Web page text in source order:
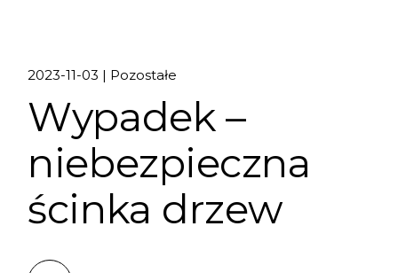
2023-11-03 Pozostałe
Wypadek –
niebezpieczna
ścinka drzew